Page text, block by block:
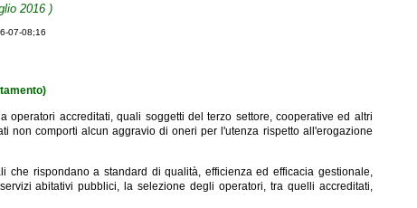
2016 )
07-08;16
accreditati, quali soggetti del terzo settore, cooperative ed altri
non comporti alcun aggravio di oneri per l'utenza rispetto all'erogazione
che rispondano a standard di qualità, efficienza ed efficacia gestionale,
abitativi pubblici, la selezione degli operatori, tra quelli accreditati,